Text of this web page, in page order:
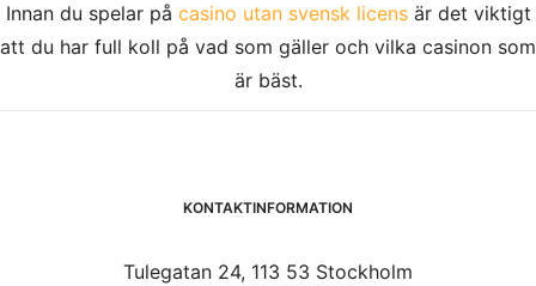
Innan du spelar på casino utan svensk licensär det viktigt
att du har full koll på vad som gäller och vilka casinon som
är bäst.
KONTAKTINFORMATION
Tulegatan 24, 113 53 Stockholm